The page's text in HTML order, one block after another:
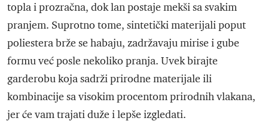
topla i prozračna, dok lan postaje mekši sa svakim
pranjem. Suprotno tome, sintetički materijali poput
poliestera brže se habaju, zadržavaju mirise i gube
formu već posle nekoliko pranja. Uvek birajte
garderobu koja sadrži prirodne materijale ili
kombinacije sa visokim procentom prirodnih vlakana,
jer će vam trajati duže i lepše izgledati.